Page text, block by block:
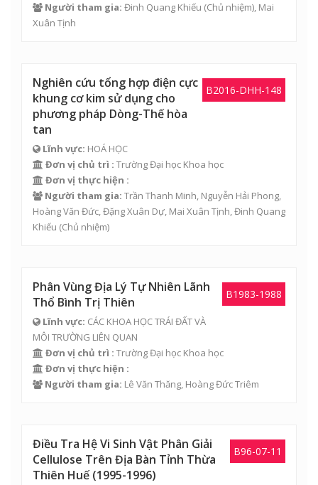
Người tham gia: Đinh Quang Khiếu (Chủ nhiệm), Mai
Xuân Tịnh
B2016-DHH-148
Nghiên cứu tổng hợp điện cực
khung cơ kim sử dụng cho
phương pháp Dòng-Thế hòa
tan
Lĩnh vực: HOÁ HỌC
Đơn vị chủ trì : Trường Đại học Khoa học
Đơn vị thực hiện :
Người tham gia: Trần Thanh Minh, Nguyễn Hải Phong,
Hoàng Văn Đức, Đặng Xuân Dự, Mai Xuân Tịnh,Đinh Quang
Khiếu (Chủ nhiệm)
B1983-1988
Phân Vùng Địa Lý Tự Nhiên Lãnh
Thổ Bình Trị Thiên
Lĩnh vực: CÁC KHOA HỌC TRÁI ĐẤT VÀ
MÔI TRƯỜNG LIÊN QUAN
Đơn vị chủ trì : Trường Đại học Khoa học
Đơn vị thực hiện :
Người tham gia: Lê Văn Thăng, Hoàng Đức Triêm
B96-07-11
Điều Tra Hệ Vi Sinh Vật Phân Giải
Cellulose Trên Địa Bàn Tỉnh Thừa
Thiên Huế (1995-1996)